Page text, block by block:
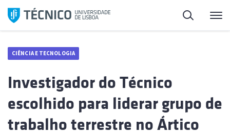
Saltar
para
Pesquisa
CIÊNCIA E TECNOLOGIA
Investigador do Técnico
escolhido para liderar grupo de
trabalho terrestre no Ártico